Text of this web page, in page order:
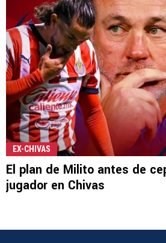
EX-CHIVAS
El plan de Milito antes de
jugador en Chivas